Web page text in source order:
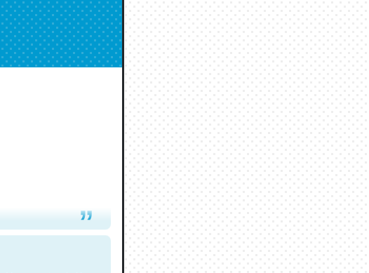
も読める人は原文
Shit.
んだような気持ち